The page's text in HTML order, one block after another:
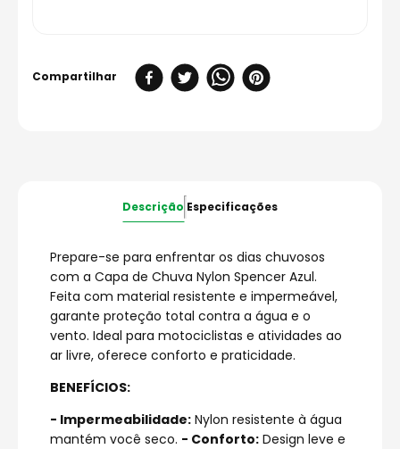
Descrição Especificações
Prepare-se para enfrentar os dias chuvosos
com a Capa de Chuva Nylon Spencer Azul.
Feita com material resistente e impermeável,
garante proteção total contra a água e o
vento. Ideal para motociclistas e atividades ao
ar livre, oferece conforto e praticidade.
BENEFÍCIOS:
- Impermeabilidade: Nylon resistente à água
mantém você seco. - Conforto: Design leve e